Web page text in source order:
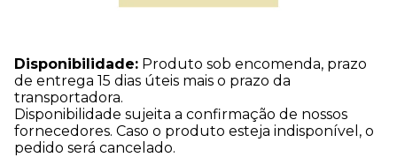
Disponibilidade: Produto sob encomenda, prazo
de entrega 15 dias úteis mais o prazo da
transportadora.
Disponibilidade sujeita a confirmação de nossos
fornecedores. Caso o produto esteja indisponível, o
pedido será cancelado.